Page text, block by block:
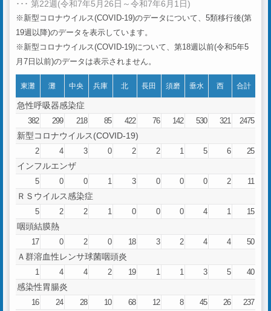
･･･ 第22週(令和7年5月26日～令和7年6月1日)
※新型コロナウイルス(COVID-19)のデータについて、5類移行後(第
19週以降)のデータを表示しています。
※新型コロナウイルス(COVID-19)について、第18週以前(令和5年5
月7日以前)のデータは表示されません。
東灘 灘 中央 兵庫 北 長田 須磨 垂水 西 合計
急性呼吸器感染症
382 299 218 85 422 76 142 530 321 2475
新型コロナウイルス(COVID-19)
2 4 3 0 2 2 1 5 6 25
インフルエンザ
5 0 0 1 3 0 0 0 2 11
ＲＳウイルス感染症
5 2 2 1 0 0 0 4 1 15
咽頭結膜熱
17 0 2 0 18 3 2 4 4 50
Ａ群溶血性レンサ球菌咽頭炎
1 4 4 2 19 1 1 3 5 40
感染性胃腸炎
16 24 28 10 68 12 8 45 26 237